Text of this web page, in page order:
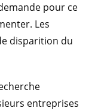
pour ce
Les
disparition du
entreprises